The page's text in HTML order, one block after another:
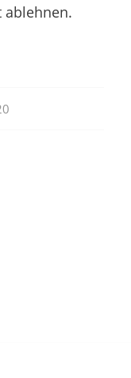
ablehnen.